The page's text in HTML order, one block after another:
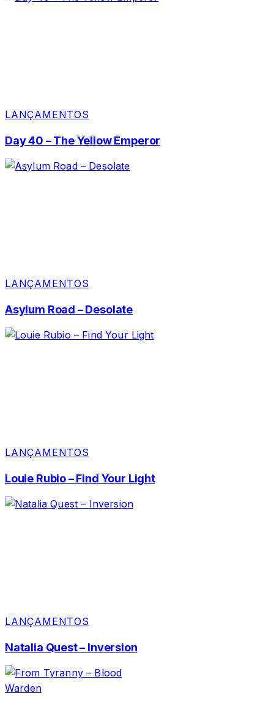
LANÇAMENTOS
Day 40 – The Yellow Emperor
LANÇAMENTOS
Asylum Road – Desolate
LANÇAMENTOS
Louie Rubio – Find Your Light
LANÇAMENTOS
Natalia Quest – Inversion